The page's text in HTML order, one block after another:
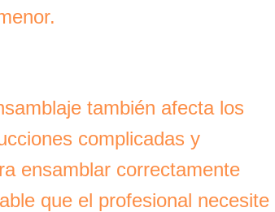
también afecta los
complicadas y
ensamblar correctamente
que el profesional necesite